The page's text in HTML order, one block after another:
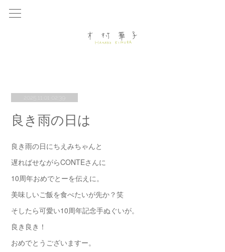
良き雨の日は
良き雨の日にちえみちゃんと
遅ればせながらCONTEさんに
10周年おめでとーを伝えに。
美味しいご飯を食べたいが先か？笑
そしたら可愛い10周年記念手ぬぐいが。
良き良き！
おめでとうございますー。